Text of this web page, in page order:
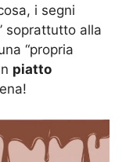
i segni
soprattutto alla
“propria
piatto